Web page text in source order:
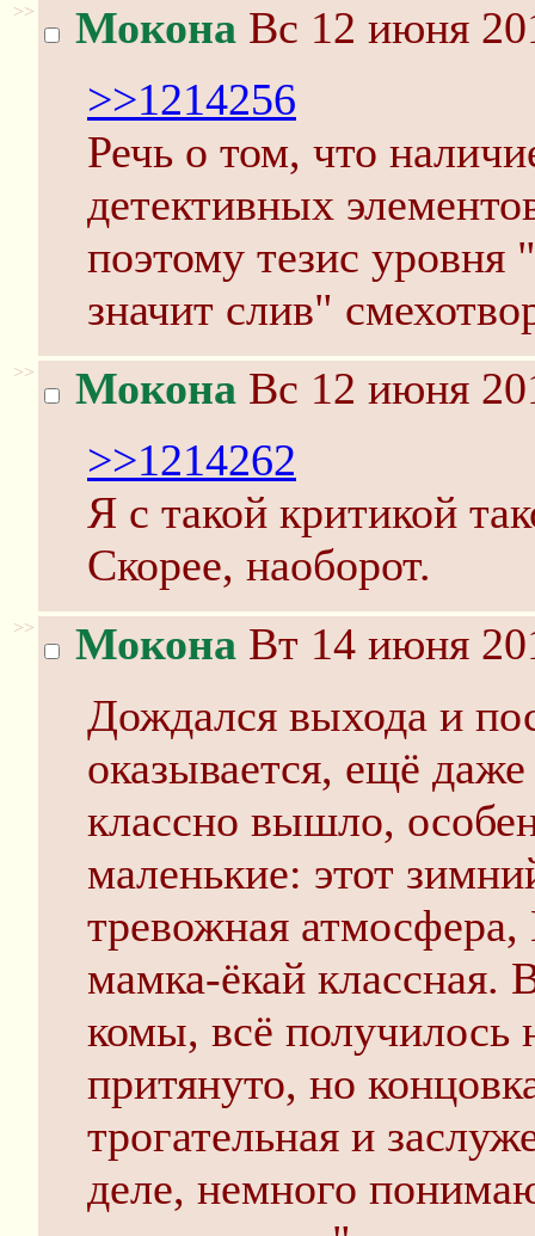
>> Мокона Вс 12 июня
>>1214256
Речь о том, что
детективных
поэтому тезис уровня
значит слив"
>> Мокона Вс 12 июня
>>1214262
Я с такой критикой
Скорее, наоборот.
>> Мокона Вт 14 июня
Дождался выхода и
оказывается, ещё
классно вышло,
маленькие: этот
тревожная
мамка-ёкай классная.
комы, всё получилось
притянуто, но
трогательная и
деле, немного